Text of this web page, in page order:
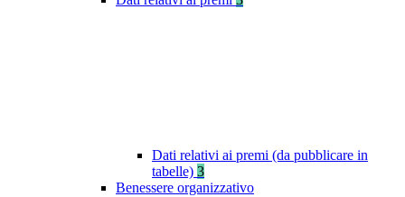
Dati relativi ai premi (da pubblicare in
tabelle) 3
Benessere organizzativo